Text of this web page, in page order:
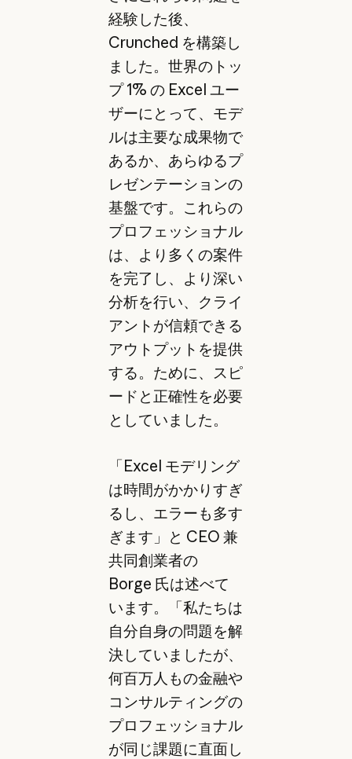
経験した後、
Crunched を構築し
ました。世界のトッ
プ 1% の Excel ユー
ザーにとって、モデ
ルは主要な成果物で
あるか、あらゆるプ
レゼンテーションの
基盤です。これらの
プロフェッショナル
は、より多くの案件
を完了し、より深い
分析を行い、クライ
アントが信頼できる
アウトプットを提供
する。ために、スピ
ードと正確性を必要
としていました。
「Excel モデリング
は時間がかかりすぎ
るし、エラーも多す
ぎます」と CEO 兼
共同創業者の
Borge 氏は述べて
います。「私たちは
自分自身の問題を解
決していましたが、
何百万人もの金融や
コンサルティングの
プロフェッショナル
が同じ課題に直面し